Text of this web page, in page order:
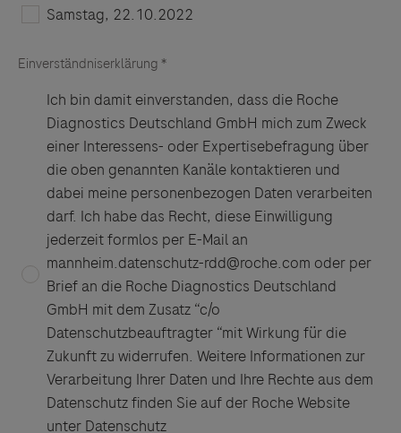
Links zu Websites Dritter werden im Sinne des
Servicegedankens angeboten. Der Herausgeber äußert
keine Meinung über den Inhalt von Websites Dritter und
lehnt ausdrücklich jegliche Verantwortung für
Drittinformationen und deren Verwendung ab.